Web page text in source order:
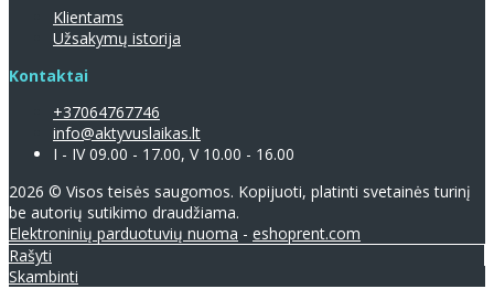
Klientams
Užsakymų istorija
Kontaktai
+37064767746
info@aktyvuslaikas.lt
I - IV 09.00 - 17.00, V 10.00 - 16.00
2026 © Visos teisės saugomos. Kopijuoti, platinti svetainės turinį
be autorių sutikimo draudžiama.
Elektroninių parduotuvių nuoma - eshoprent.com
Rašyti
Skambinti